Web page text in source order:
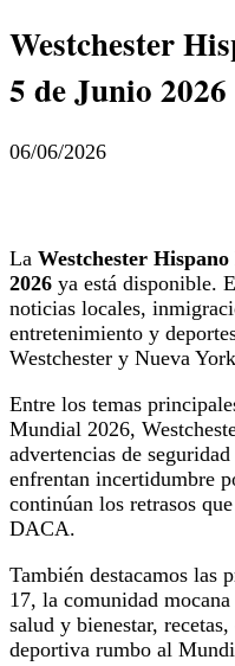
Westchester
5 de Junio 2026
06/06/2026
La Westchester
2026 ya está disponible.
noticias locales,
entretenimiento y
Westchester y Nueva
Entre los temas
Mundial 2026,
advertencias de
enfrentan incertidumbre
continúan los retrasos
DACA.
También destacamos las
17, la comunidad
salud y bienestar,
deportiva rumbo al